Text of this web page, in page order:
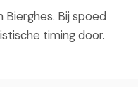
Bierghes. Bij spoed
timing door.